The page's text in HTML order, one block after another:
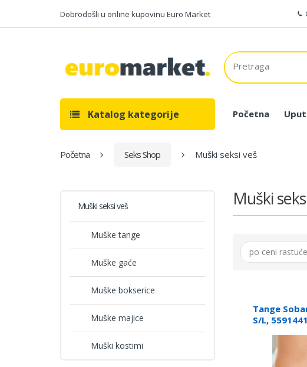
Dobrodošli u online kupovinu Euro Market
Katalog kategorije Početna
Početna Seks Shop Muški seksi veš
Muški seksi veš
Muške tange
Muške gaće
Muške bokserice
Muške majice
Muški kostimi
Muški
po ceni
Tange
S/L,